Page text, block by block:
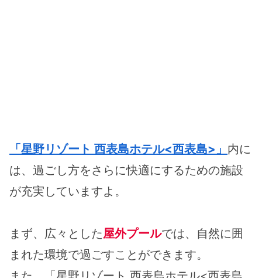
「星野リゾート 西表島ホテル<西表島>」 内に
は、過ごし方をさらに快適にするための施設
が充実していますよ。
まず、広々とした屋外プールでは、自然に囲
まれた環境で過ごすことができます。